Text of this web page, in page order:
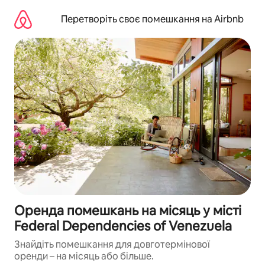
вмісту
Перетворіть своє помешкання на Airbnb
Оренда помешкань на місяць у місті
Federal Dependencies of Venezuela
Знайдіть помешкання для довготермінової
оренди – на місяць або більше.